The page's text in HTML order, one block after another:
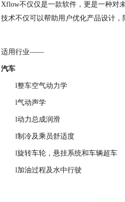
Xflow不仅仅是一款软件，更是一种对
技术不仅可以帮助用户优化产品设计
适用行业——
汽车
l整车空气动力学
l气动声学
l动力总成润滑
l制冷及乘员舒适度
l旋转车轮，悬挂系统和车辆超车
l加油过程及水中行驶